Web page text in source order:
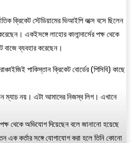
ক্রিকেট স্টেডিয়ামের ভিআইপি বক্সে বসে ছিলেন
একইসঙ্গে লাহোর কালান্দার্সের পক্ষ থেকে
বাজে ব্যবহার করেছেন।
পাকিস্তান ক্রিকেট বোর্ডের (পিসিবি) কাছে
ম্যাচ নয়। এটা আমাদের নিজস্ব লিগ। এখানে
পক্ষ থেকে অভিযোগ দিয়েছেন বলে জানানো হয়েছে
এক কর্তার সঙ্গে যোগাযোগ করা হলে তিনি কোনো